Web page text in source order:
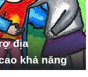
địa
khả năng